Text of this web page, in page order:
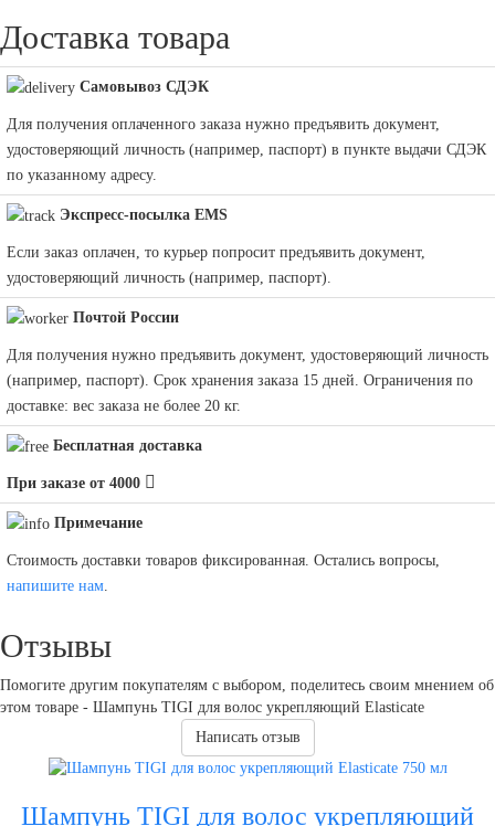
Доставка товара
Самовывоз СДЭК
Для получения оплаченного заказа нужно предъявить документ,
удостоверяющий личность (например, паспорт) в пункте выдачи СДЭК
по указанному адресу.
Экспресс-посылка EMS
Если заказ оплачен, то курьер попросит предъявить документ,
удостоверяющий личность (например, паспорт).
Почтой России
Для получения нужно предъявить документ, удостоверяющий личность
(например, паспорт). Срок хранения заказа 15 дней. Ограничения по
доставке: вес заказа не более 20 кг.
Бесплатная доставка
При заказе от 4000
Примечание
Стоимость доставки товаров фиксированная. Остались вопросы,
напишите нам.
Отзывы
Помогите другим покупателям с выбором, поделитесь своим мнением об
этом товаре - Шампунь TIGI для волос укрепляющий Elasticate
Написать отзыв
Шампунь TIGI для волос укрепляющий